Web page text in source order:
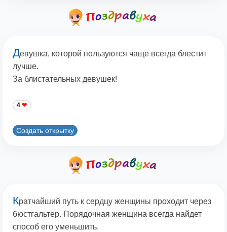
Девушка, которой пользуются чаще всегда блестит
лучше.
За блистательных девушек!
4
Создать открытку
Кратчайший путь к сердцу женщины проходит через
бюстгальтер. Порядочная женщина всегда найдет
способ его уменьшить.